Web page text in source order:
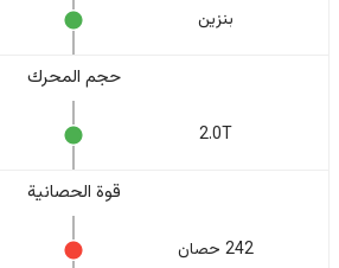
بنزين
حجم المحرك
2.0T
قوة الحصانية
242 حصان